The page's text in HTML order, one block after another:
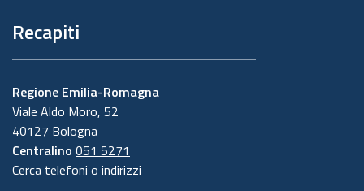
Recapiti
Regione Emilia-Romagna
Viale Aldo Moro, 52
40127 Bologna
Centralino 051 5271
Cerca telefoni o indirizzi